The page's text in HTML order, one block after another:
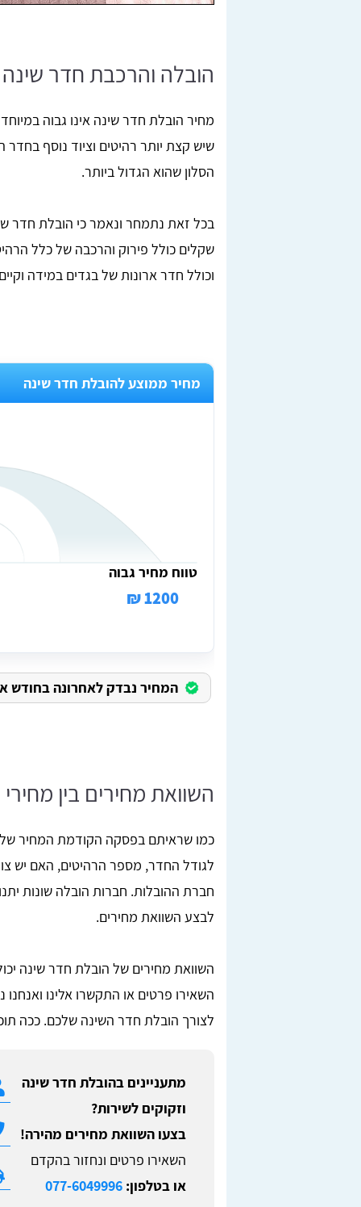
הובלה והרכבת חדר
מחיר הובלת חדר שינה אינו גבוה
שיש קצת יותר רהיטים וציוד נוסף
הסלון שהוא הגדול ביותר.
שקלים כולל פירוק והרכבה של כלל
וכולל חדר ארונות של בגדים במידה
מחיר ממוצע להובלת חדר שינה
טווח מחיר גבוה
1200 ₪
המחיר נבדק לאחרונה בחודש
השוואת מחירים בין
כמו שראיתם בפסקה הקודמת המחיר
לגודל החדר, מספר הרהיטים, האם יש
חברת ההובלות. חברות הובלה שונות
לבצע השוואת מחירים.
לצורך הובלת חדר השינה שלכם. ככה
מתעניינים בהובלת חדר שינה
וזקוקים לשירות?
בצעו השוואת מחירים מהירה!
השאירו פרטים ונחזור בהקדם
או בטלפון:077-6049996